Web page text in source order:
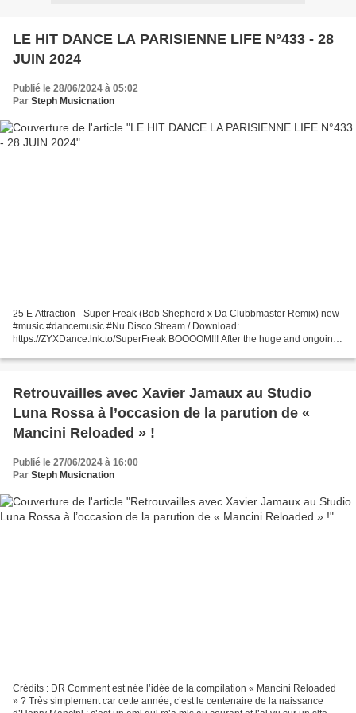
LE HIT DANCE LA PARISIENNE LIFE N°433 - 28
JUIN 2024
Publié le 28/06/2024 à 05:02
Par Steph Musicnation
25 E Attraction - Super Freak (Bob Shepherd x Da Clubbmaster Remix) new
#music #dancemusic #Nu Disco Stream / Download:
https://ZYXDance.lnk.to/SuperFreak BOOOOM!!! After the huge and ongoing
Retrouvailles avec Xavier Jamaux au Studio
Luna Rossa à l’occasion de la parution de «
Mancini Reloaded » !
Publié le 27/06/2024 à 16:00
Par Steph Musicnation
Crédits : DR Comment est née l’idée de la compilation « Mancini Reloaded
» ? Très simplement car cette année, c’est le centenaire de la naissance